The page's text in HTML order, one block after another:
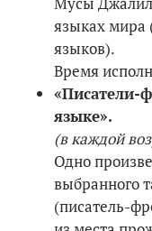
языках мира
языков).
Время
«Писатели-
языке».
(в каждой
Одно
выбранного
(писатель-